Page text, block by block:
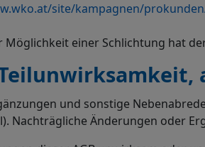
site/kampagnen/
Möglichkeit einer Schlichtung hat
und sonstige
Nachträgliche Änderungen oder